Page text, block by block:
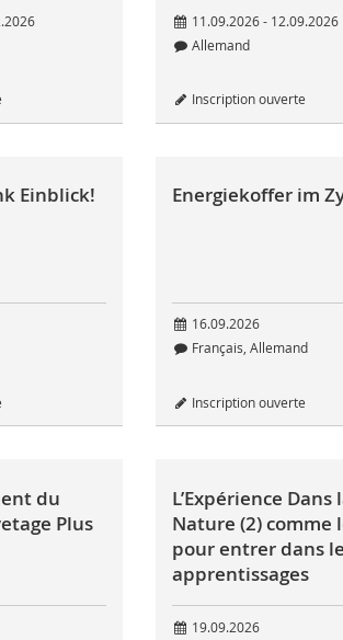
11.09.2026 - 12.09.2026
Allemand
Inscription ouverte
Einblick! Energiekoffer im
16.09.2026
Français, Allemand
Inscription ouverte
du
Plus
L’Expérience Dans
Nature (2) comme
pour entrer dans
apprentissages
19.09.2026